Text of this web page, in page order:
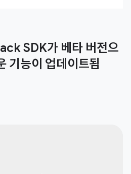
SDK가 베타 버전으
기능이 업데이트됨